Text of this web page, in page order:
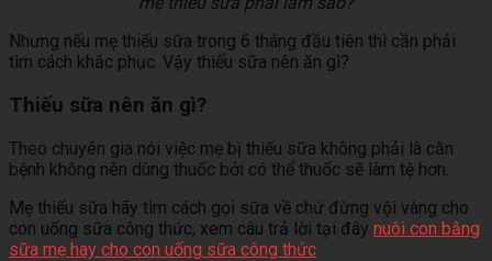
Nhưng nếu mẹ thiếu sữa trong 6 tháng đầu tiên thì cần phải
tìm cách khắc phục. Vậy thiếu sữa nên ăn gì?
Thiếu sữa nên ăn gì?
Theo chuyên gia nói việc mẹ bị thiếu sữa không phải là căn
bệnh không nên dùng thuốc bởi có thể thuốc sẽ làm tệ hơn.
Mẹ thiếu sữa hãy tìm cách gọi sữa về chứ đừng vội vàng cho
con uống sữa công thức, xem câu trả lời tại đây nuôi con bằng
sữa mẹ hay cho con uống sữa công thức